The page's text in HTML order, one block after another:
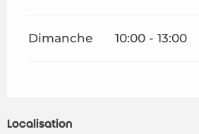
Dimanche 10:00 - 13:00
Localisation